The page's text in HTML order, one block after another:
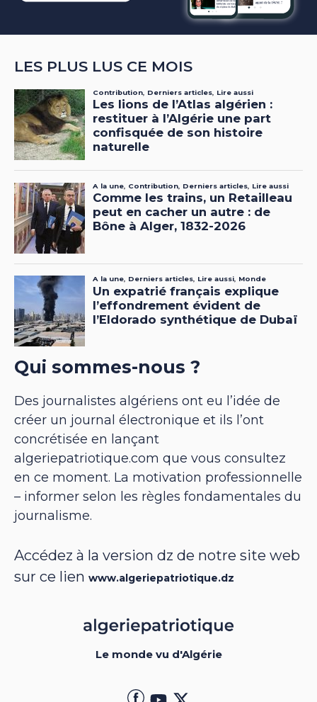
LES PLUS LUS CE MOIS
Qui sommes-nous ?
Des journalistes algériens ont eu l’idée de
créer un journal électronique et ils l’ont
concrétisée en lançant
algeriepatriotique.com que vous consultez
en ce moment. La motivation professionnelle
– informer selon les règles fondamentales du
journalisme.
Accédez à la version dz de notre site web
sur ce lien www.algeriepatriotique.dz
Le monde vu d'Algérie